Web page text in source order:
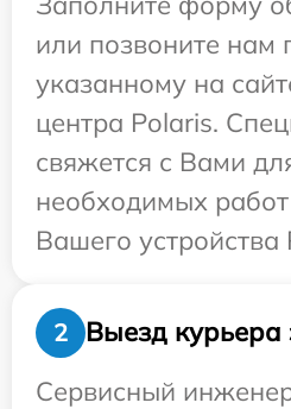
или позвоните нам
указанному на
центра Polaris.
свяжется с Вами
необходимых
Вашего устройства
2
Выезд курьера
Сервисный